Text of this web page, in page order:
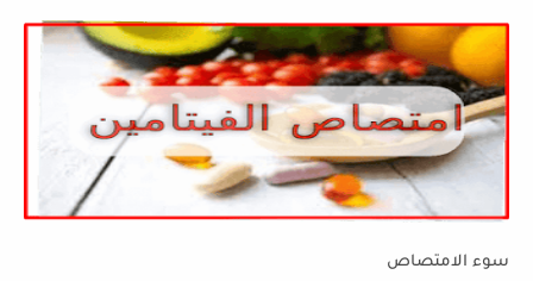
سوء الامتصاص